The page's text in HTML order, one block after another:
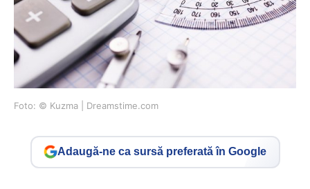
Foto: © Kuzma | Dreamstime.com
Adaugă-ne ca sursă preferată în Google